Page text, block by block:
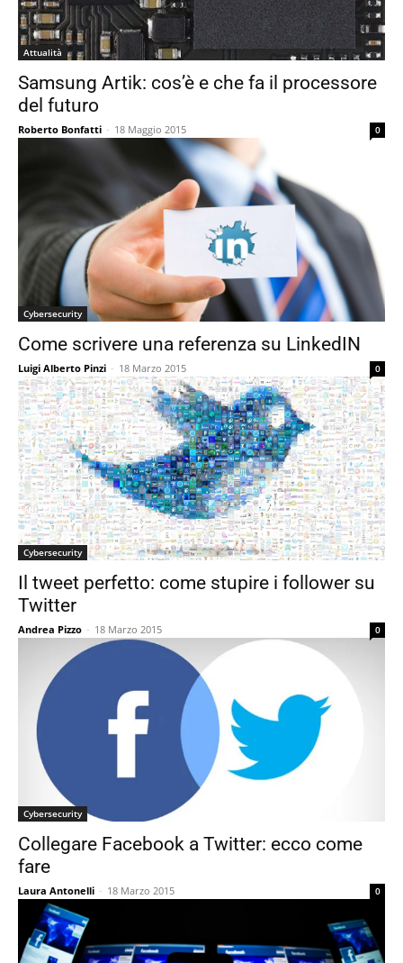
Attualità
Samsung Artik: cos’è e che fa il processore
del futuro
Roberto Bonfatti - 18 Maggio 2015 0
Cybersecurity
Come scrivere una referenza su LinkedIN
Luigi Alberto Pinzi - 18 Marzo 2015 0
Cybersecurity
Il tweet perfetto: come stupire i follower su
Twitter
Andrea Pizzo - 18 Marzo 2015 0
Cybersecurity
Collegare Facebook a Twitter: ecco come
fare
Laura Antonelli - 18 Marzo 2015 0